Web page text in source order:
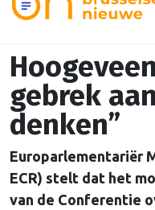
gebrek
denken”
Europarlementariër
ECR) stelt dat het
van de Conferentie